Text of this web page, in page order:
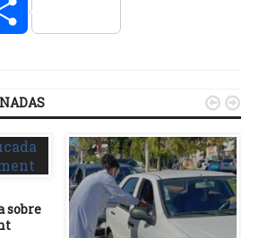
Compartilhar
sobre
 